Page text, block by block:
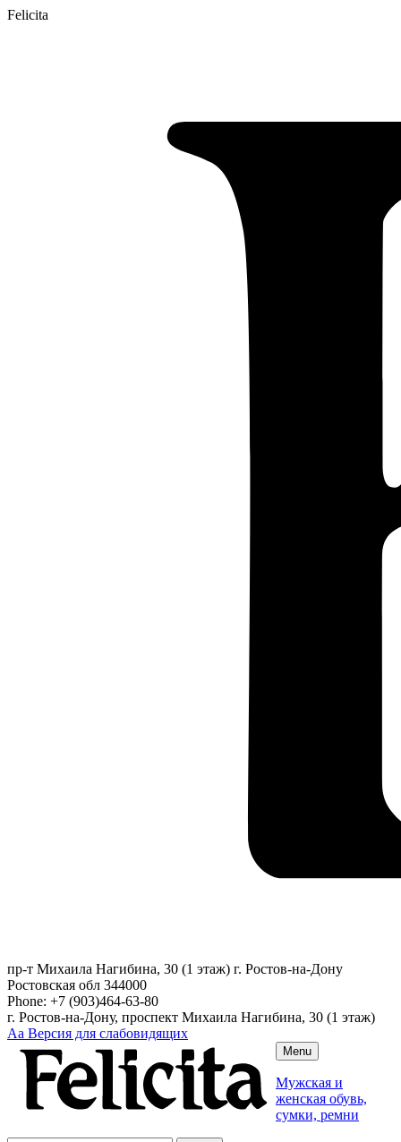
Felicita
пр-т Михаила Нагибина, 30 (1 этаж) г. Ростов-на-Дону
Ростовская обл 344000
Phone: +7 (903)464-63-80
г. Ростов-на-Дону, проспект Михаила Нагибина, 30 (1 этаж)
Аа Версия для слабовидящих
Menu
Мужская и
женская обувь,
сумки, ремни